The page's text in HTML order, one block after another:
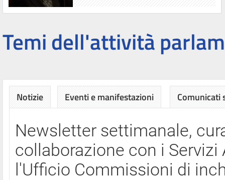
Temi dell'attività
Notizie Eventi e manifestazioni Comunicati
Newsletter settimanale,
collaborazione con i
l'Ufficio Commissioni di